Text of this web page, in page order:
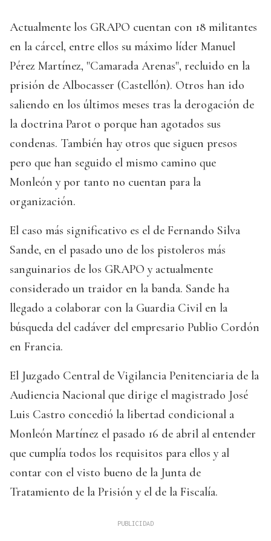
Actualmente los GRAPO cuentan con 18 militantes
en la cárcel, entre ellos su máximo líder Manuel
Pérez Martínez, "Camarada Arenas", recluido en la
prisión de Albocasser (Castellón). Otros han ido
saliendo en los últimos meses tras la derogación de
la doctrina Parot o porque han agotados sus
condenas. También hay otros que siguen presos
pero que han seguido el mismo camino que
Monleón y por tanto no cuentan para la
organización.
El caso más significativo es el de Fernando Silva
Sande, en el pasado uno de los pistoleros más
sanguinarios de los GRAPO y actualmente
considerado un traidor en la banda. Sande ha
llegado a colaborar con la Guardia Civil en la
búsqueda del cadáver del empresario Publio Cordón
en Francia.
El Juzgado Central de Vigilancia Penitenciaria de la
Audiencia Nacional que dirige el magistrado José
Luis Castro concedió la libertad condicional a
Monleón Martínez el pasado 16 de abril al entender
que cumplía todos los requisitos para ellos y al
contar con el visto bueno de la Junta de
Tratamiento de la Prisión y el de la Fiscalía.